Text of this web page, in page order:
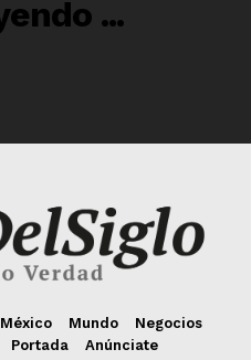
México Mundo
Negocios
Portada Anúnciate